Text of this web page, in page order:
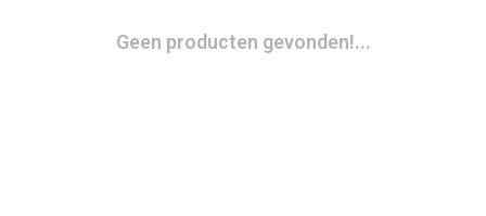
Geen producten gevonden!...